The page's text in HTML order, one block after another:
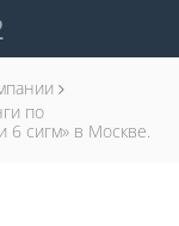
по
6 сигм» в Москве.